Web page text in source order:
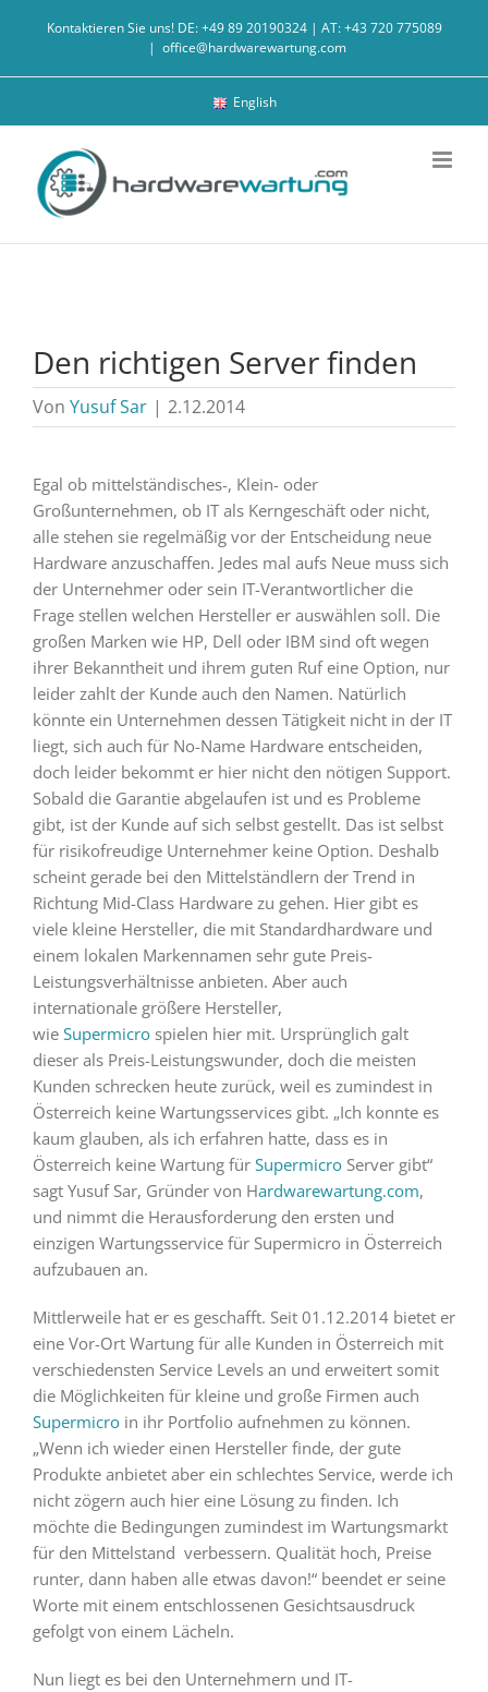
Kontaktieren Sie uns! DE: +49 89 20190324 | AT: +43 720 775089
| office@hardwarewartung.com
English
Den richtigen Server finden
Von Yusuf Sar | 2.12.2014
Egal ob mittelständisches-, Klein- oder
Großunternehmen, ob IT als Kerngeschäft oder nicht,
alle stehen sie regelmäßig vor der Entscheidung neue
Hardware anzuschaffen. Jedes mal aufs Neue muss sich
der Unternehmer oder sein IT-Verantwortlicher die
Frage stellen welchen Hersteller er auswählen soll. Die
großen Marken wie HP, Dell oder IBM sind oft wegen
ihrer Bekanntheit und ihrem guten Ruf eine Option, nur
leider zahlt der Kunde auch den Namen. Natürlich
könnte ein Unternehmen dessen Tätigkeit nicht in der IT
liegt, sich auch für No-Name Hardware entscheiden,
doch leider bekommt er hier nicht den nötigen Support.
Sobald die Garantie abgelaufen ist und es Probleme
gibt, ist der Kunde auf sich selbst gestellt. Das ist selbst
für risikofreudige Unternehmer keine Option. Deshalb
scheint gerade bei den Mittelständlern der Trend in
Richtung Mid-Class Hardware zu gehen. Hier gibt es
viele kleine Hersteller, die mit Standardhardware und
einem lokalen Markennamen sehr gute Preis-
Leistungsverhältnisse anbieten. Aber auch
internationale größere Hersteller,
wie Supermicrospielen hier mit. Ursprünglich galt
dieser als Preis-Leistungswunder, doch die meisten
Kunden schrecken heute zurück, weil es zumindest in
Österreich keine Wartungsservices gibt. „Ich konnte es
kaum glauben, als ich erfahren hatte, dass es in
Österreich keine Wartung für SupermicroServer gibt“
sagt Yusuf Sar, Gründer von Hardwarewartung.com,
und nimmt die Herausforderung den ersten und
einzigen Wartungsservice für Supermicro in Österreich
aufzubauen an.
Mittlerweile hat er es geschafft. Seit 01.12.2014 bietet er
eine Vor-Ort Wartung für alle Kunden in Österreich mit
verschiedensten Service Levels an und erweitert somit
die Möglichkeiten für kleine und große Firmen auch
Supermicroin ihr Portfolio aufnehmen zu können.
„Wenn ich wieder einen Hersteller finde, der gute
Produkte anbietet aber ein schlechtes Service, werde ich
nicht zögern auch hier eine Lösung zu finden. Ich
möchte die Bedingungen zumindest im Wartungsmarkt
für den Mittelstand verbessern. Qualität hoch, Preise
runter, dann haben alle etwas davon!“ beendet er seine
Worte mit einem entschlossenen Gesichtsausdruck
gefolgt von einem Lächeln.
Nun liegt es bei den Unternehmern und IT-